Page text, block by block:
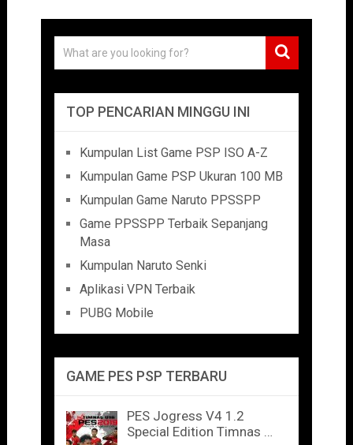
TOP PENCARIAN MINGGU INI
Kumpulan List Game PSP ISO A-Z
Kumpulan Game PSP Ukuran 100 MB
Kumpulan Game Naruto PPSSPP
Game PPSSPP Terbaik Sepanjang
Masa
Kumpulan Naruto Senki
Aplikasi VPN Terbaik
PUBG Mobile
GAME PES PSP TERBARU
PES Jogress V4 1.2
Special Edition Timnas …